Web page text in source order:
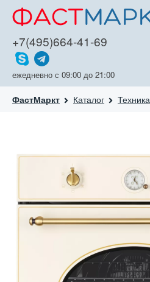
+7(495)664-41-69
ежедневно с 09:00 до 21:00
ФастМаркт Каталог Техника